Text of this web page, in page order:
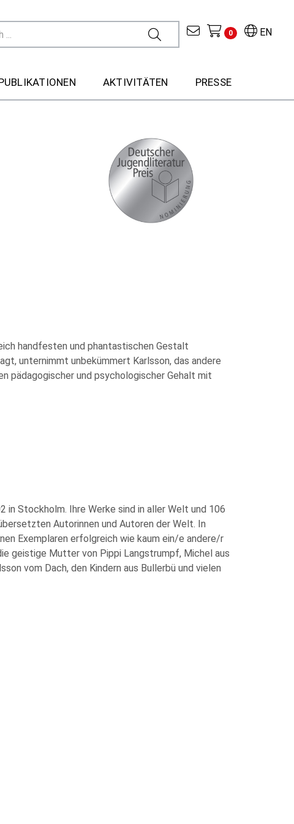
EN
0
AKTIVITÄTEN PRESSE
handfesten und phantastischen Gestalt
unternimmt unbekümmert Karlsson, das andere
pädagogischer und psychologischer Gehalt mit
in Stockholm. Ihre Werke sind in aller Welt und 106
Autorinnen und Autoren der Welt. In
Exemplaren erfolgreich wie kaum ein/e andere/r
geistige Mutter von Pippi Langstrumpf, Michel aus
vom Dach, den Kindern aus Bullerbü und vielen